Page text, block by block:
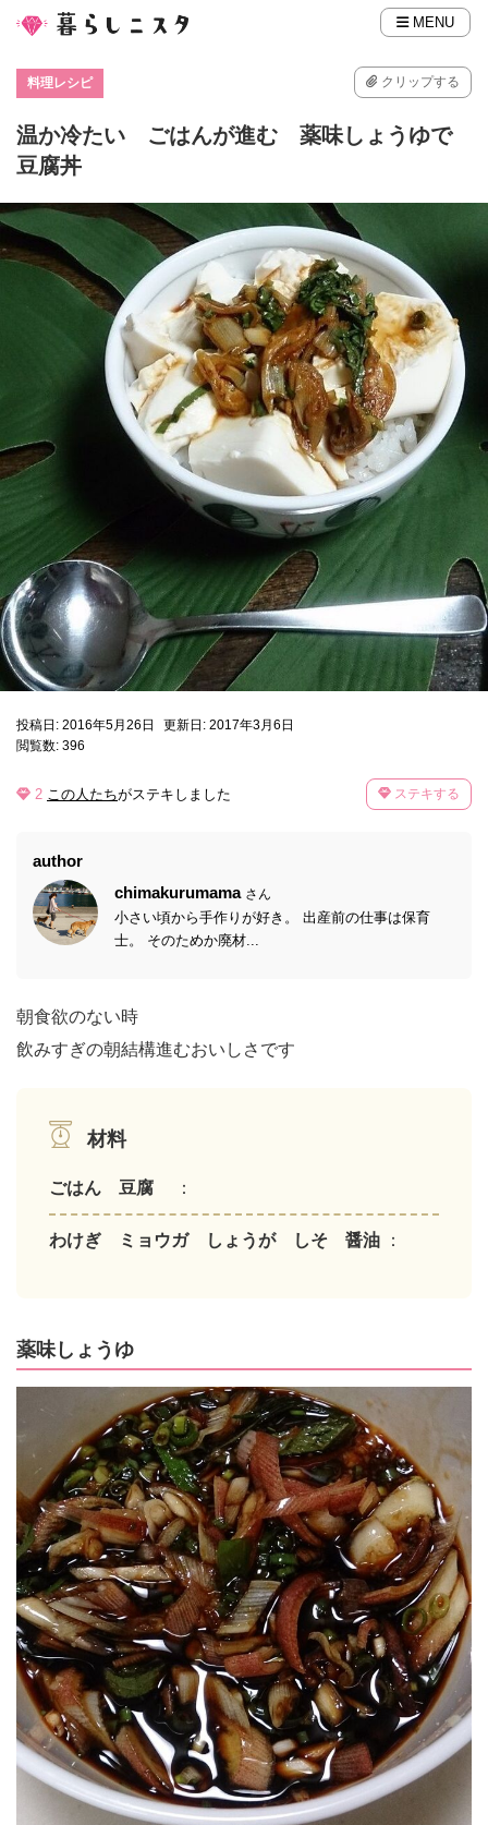
MENU
料理レシピ クリップする
温か冷たい ごはんが進む 薬味しょうゆで
豆腐丼
投稿日: 2016年5月26日
更新日: 2017年3月6日
閲覧数: 396
2 この人たちがステキしました ステキする
author
chimakurumama さん
小さい頃から手作りが好き。 出産前の仕事は保育
士。 そのためか廃材...
朝食欲のない時
飲みすぎの朝結構進むおいしさです
材料
ごはん 豆腐 ：
わけぎ ミョウガ しょうが しそ 醤油 ：
薬味しょうゆ